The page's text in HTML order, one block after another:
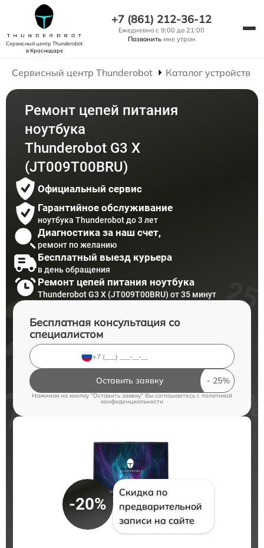
Сервисный центр Thunderobot
в Краснодаре
+7 (861) 212-36-12
Ежедневно с 9:00 до 21:00
Позвонить мне утром
Сервисный центр Thunderobot Каталог устройств
Ремонт цепей питания
ноутбука
Thunderobot G3 X
(JT009T00BRU)
Официальный сервис
Гарантийное обслуживание
ноутбука Thunderobot до 3 лет
Диагностика за наш счет,
ремонт по желанию
Бесплатный выезд курьера
в день обращения
Ремонт цепей питания ноутбука
Thunderobot G3 X (JT009T00BRU) от 35 минут
Бесплатная консультация со
специалистом
Оставить заявку
Нажимая на кнопку "Оставить заявку" Вы соглашаетесь cполитикой
конфиденциальности
-20%
Скидка по
предварительной
записи на сайте